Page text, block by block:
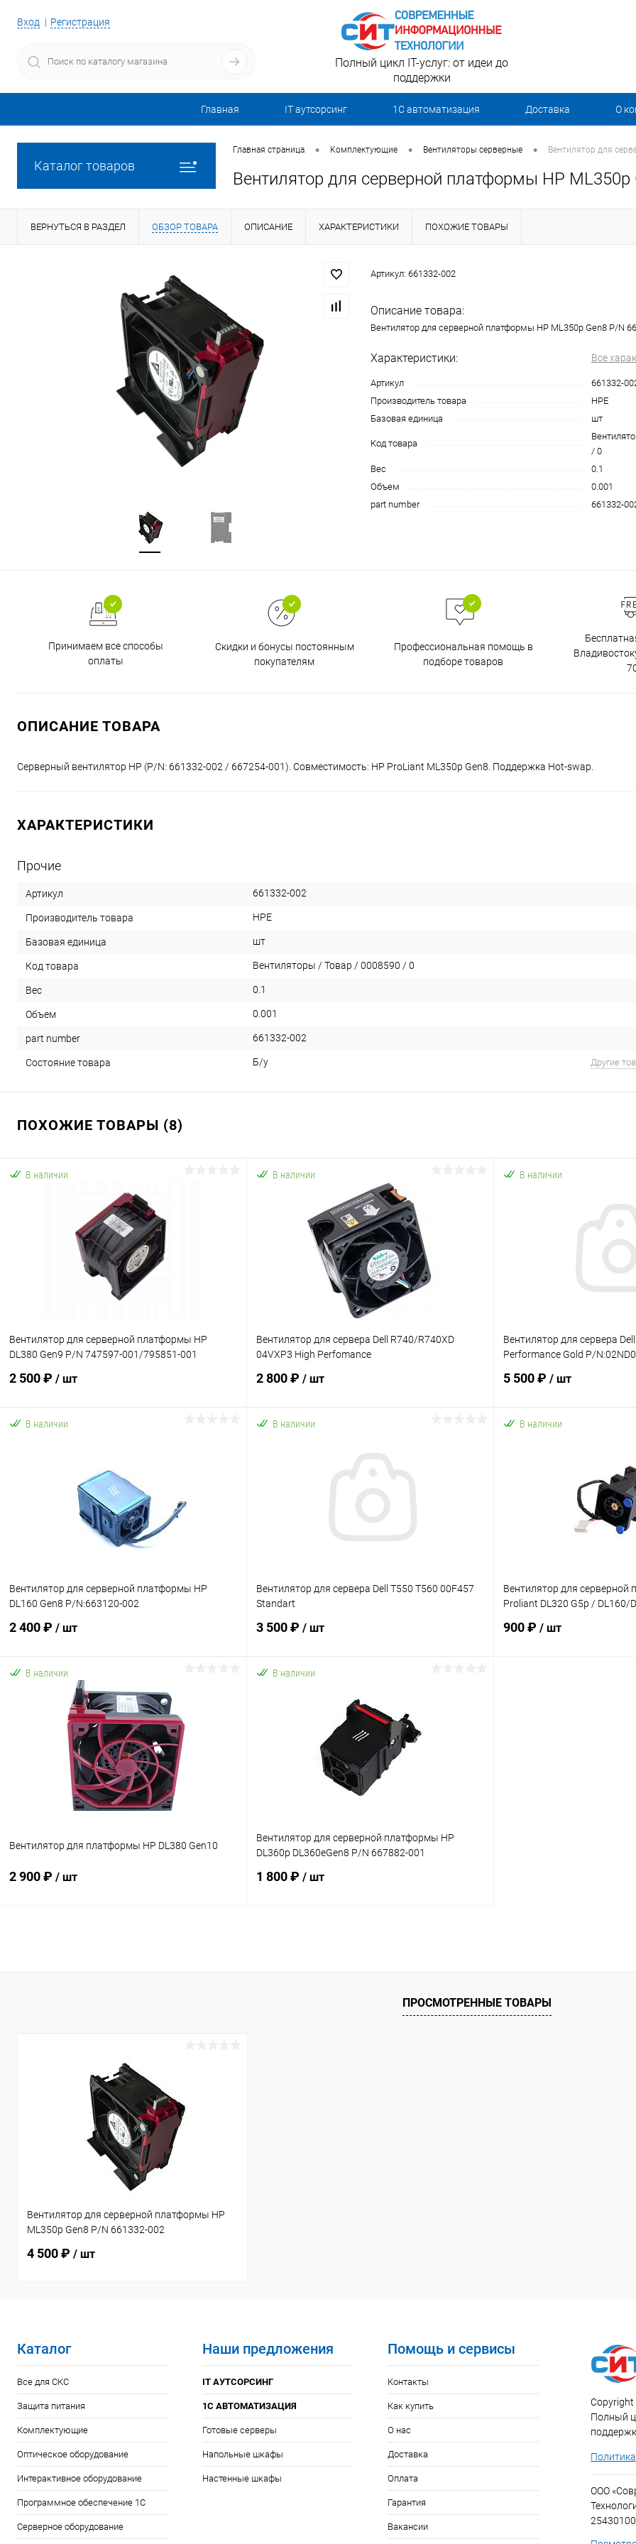
Вход Регистрация
Полный цикл IT-услуг: от идеи до
поддержки
Главная IT аутсорсинг 1С автоматизация Доставка О
Каталог товаров
Главная страница • Комплектующие • Вентиляторы серверные • Вентилятор для
Вентилятор для серверной платформы HP ML350p
ВЕРНУТЬСЯ В РАЗДЕЛ ОБЗОР ТОВАРА ОПИСАНИЕ ХАРАКТЕРИСТИКИ ПОХОЖИЕ ТОВАРЫ
Артикул: 661332-002
Описание товара:
Вентилятор для серверной платформы HP ML350p Gen8 P/N
Характеристики: Все
Артикул
661332-
Производитель товара
HPE
Базовая единица
шт
Код товара
/ 0
Вес
0.1
Объем
0.001
part number
661332-
Принимаем все способы
оплаты
Скидки и бонусы постоянным
покупателям
Профессиональная помощь в
подборе товаров
ОПИСАНИЕ ТОВАРА
Серверный вентилятор HP (P/N: 661332-002 / 667254-001). Совместимость: HP ProLiant ML350p Gen8. Поддержка Hot-swap.
ХАРАКТЕРИСТИКИ
Прочие
Артикул 661332-002
Производитель товара HPE
Базовая единица шт
Код товара Вентиляторы / Товар / 0008590 / 0
Вес 0.1
Объем 0.001
part number 661332-002
Состояние товара Б/у Другие
ПОХОЖИЕ ТОВАРЫ (8)
В наличии
Вентилятор для серверной платформы HP
DL380 Gen9 P/N 747597-001/795851-001
2 500 ₽ / шт
В наличии
В наличии
Вентилятор для сервера Dell R740/R740XD
04VXP3 High Perfomance
2 800 ₽ / шт
В наличии
Вентилятор для сервера
Performance Gold P/
5 500 ₽ / шт
В наличии
Вентилятор для серверной платформы HP
DL160 Gen8 P/N:663120-002
2 400 ₽ / шт
Купить в 1 клик К сравнению
В избранное В наличии
В наличии
Вентилятор для сервера Dell T550 T560 00F457
Standart
3 500 ₽ / шт
К сравнению
В избранное В наличии
В наличии
Вентилятор для серверной
Proliant DL320 G5p / DL160/
900 ₽ / шт
В наличии
Вентилятор для платформы HP DL380 Gen10
2 900 ₽ / шт
Купить в 1 клик К сравнению
В наличии
Вентилятор для серверной платформы HP
DL360p DL360eGen8 P/N 667882-001
1 800 ₽ / шт
Купить в 1 клик К сравнению
В наличии
ПРОСМОТРЕННЫЕ ТОВАРЫ
Вентилятор для серверной платформы HP
ML350p Gen8 P/N 661332-002
4 500 ₽ / шт
Каталог
Все для СКС
Защита питания
Комплектующие
Оптическое оборудование
Интерактивное оборудование
Программное обеспечение 1С
Серверное оборудование
Наши предложения
IT АУТСОРСИНГ
1С АВТОМАТИЗАЦИЯ
Готовые серверы
Напольные шкафы
Настенные шкафы
Помощь и сервисы
Контакты
Как купить
О нас
Доставка
Оплата
Гарантия
Вакансии
Copyright
Полный
ООО